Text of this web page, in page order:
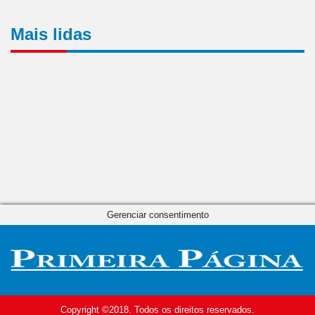
Mais lidas
Copyright ©2018. Todos os direitos reservados.
Gerenciar consentimento